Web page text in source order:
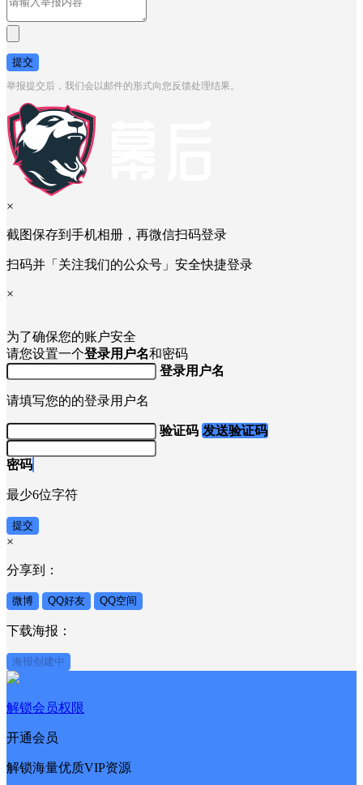
提交
举报提交后，我们会以邮件的形式向您反馈处理结果。
×
截图保存到手机相册，再微信扫码登录
扫码并「关注我们的公众号」安全快捷登录
×
为了确保您的账户安全
请您设置一个登录用户名和密码
登录用户名
请填写您的的登录用户名
验证码 发送验证码
密码
最少6位字符
提交
×
分享到：
微博 QQ好友 QQ空间
下载海报：
海报创建中
解锁会员权限
开通会员
解锁海量优质VIP资源